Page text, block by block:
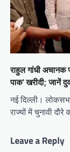
राहुल गांधी अचानक
पाक’ खरीदी; जानें
नई दिल्ली।
राज्यों में चुनावी
Leave a Reply